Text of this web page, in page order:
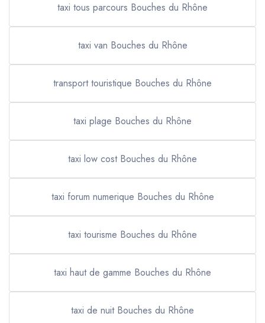
taxi tous parcours Bouches du Rhône
taxi van Bouches du Rhône
transport touristique Bouches du Rhône
taxi plage Bouches du Rhône
taxi low cost Bouches du Rhône
taxi forum numerique Bouches du Rhône
taxi tourisme Bouches du Rhône
taxi haut de gamme Bouches du Rhône
taxi de nuit Bouches du Rhône